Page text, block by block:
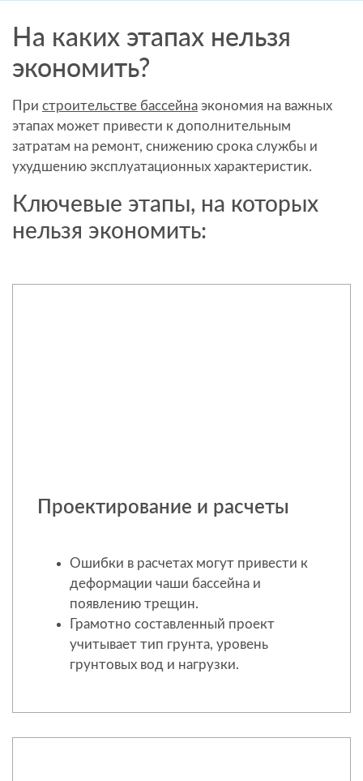
На каких этапах нельзя
экономить?
При строительстве бассейна экономия на важных
этапах может привести к дополнительным
затратам на ремонт, снижению срока службы и
ухудшению эксплуатационных характеристик.
Ключевые этапы, на которых
нельзя экономить:
Проектирование и расчеты
Ошибки в расчетах могут привести к
деформации чаши бассейна и
появлению трещин.
Грамотно составленный проект
учитывает тип грунта, уровень
грунтовых вод и нагрузки.